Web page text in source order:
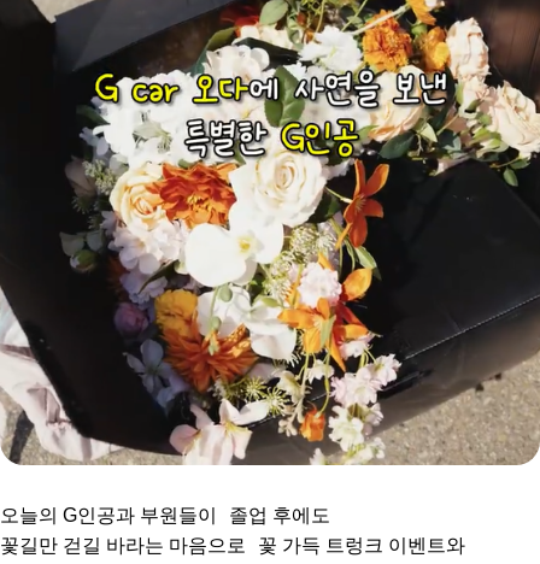
오늘의 G인공과 부원들이 졸업 후에도
꽃길만 걷길 바라는 마음으로 꽃 가득 트렁크 이벤트와